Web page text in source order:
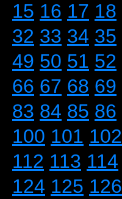
15 16 17 18
32 33 34 35
49 50 51 52
66 67 68 69
83 84 85 86
100 101 102
112 113 114
124 125 126